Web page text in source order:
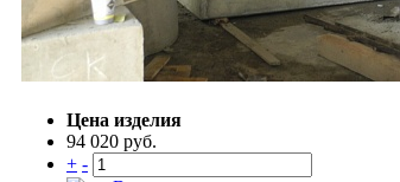
Цена изделия
94 020 руб.
+ -